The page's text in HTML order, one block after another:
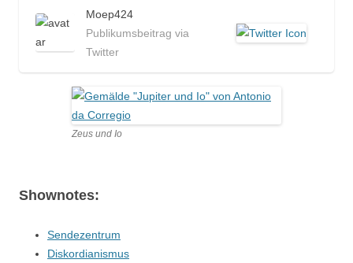
Moep424
Publikumsbeitrag via
Twitter
Zeus und Io
Shownotes:
Sendezentrum
Diskordianismus